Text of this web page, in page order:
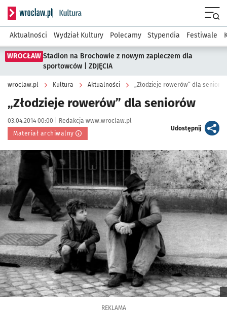
Serwis informacyjny wroclaw.pl podserwis: Kultura
Aktualności Wydział Kultury Polecamy Stypendia Festiwale
WROCŁAW Stadion na Brochowie z nowym zapleczem dla
sportowców | ZDJĘCIA
wroclaw.pl Kultura Aktualności „Złodzieje rowerów” dla
„Złodzieje rowerów” dla seniorów
Data publikacji:
03.04.2014 00:00 | Autor:
Redakcja www.wroclaw.pl
Materiał archiwalny
Udostępnijartykuł
Kliknij, aby powiększyć
REKLAMA